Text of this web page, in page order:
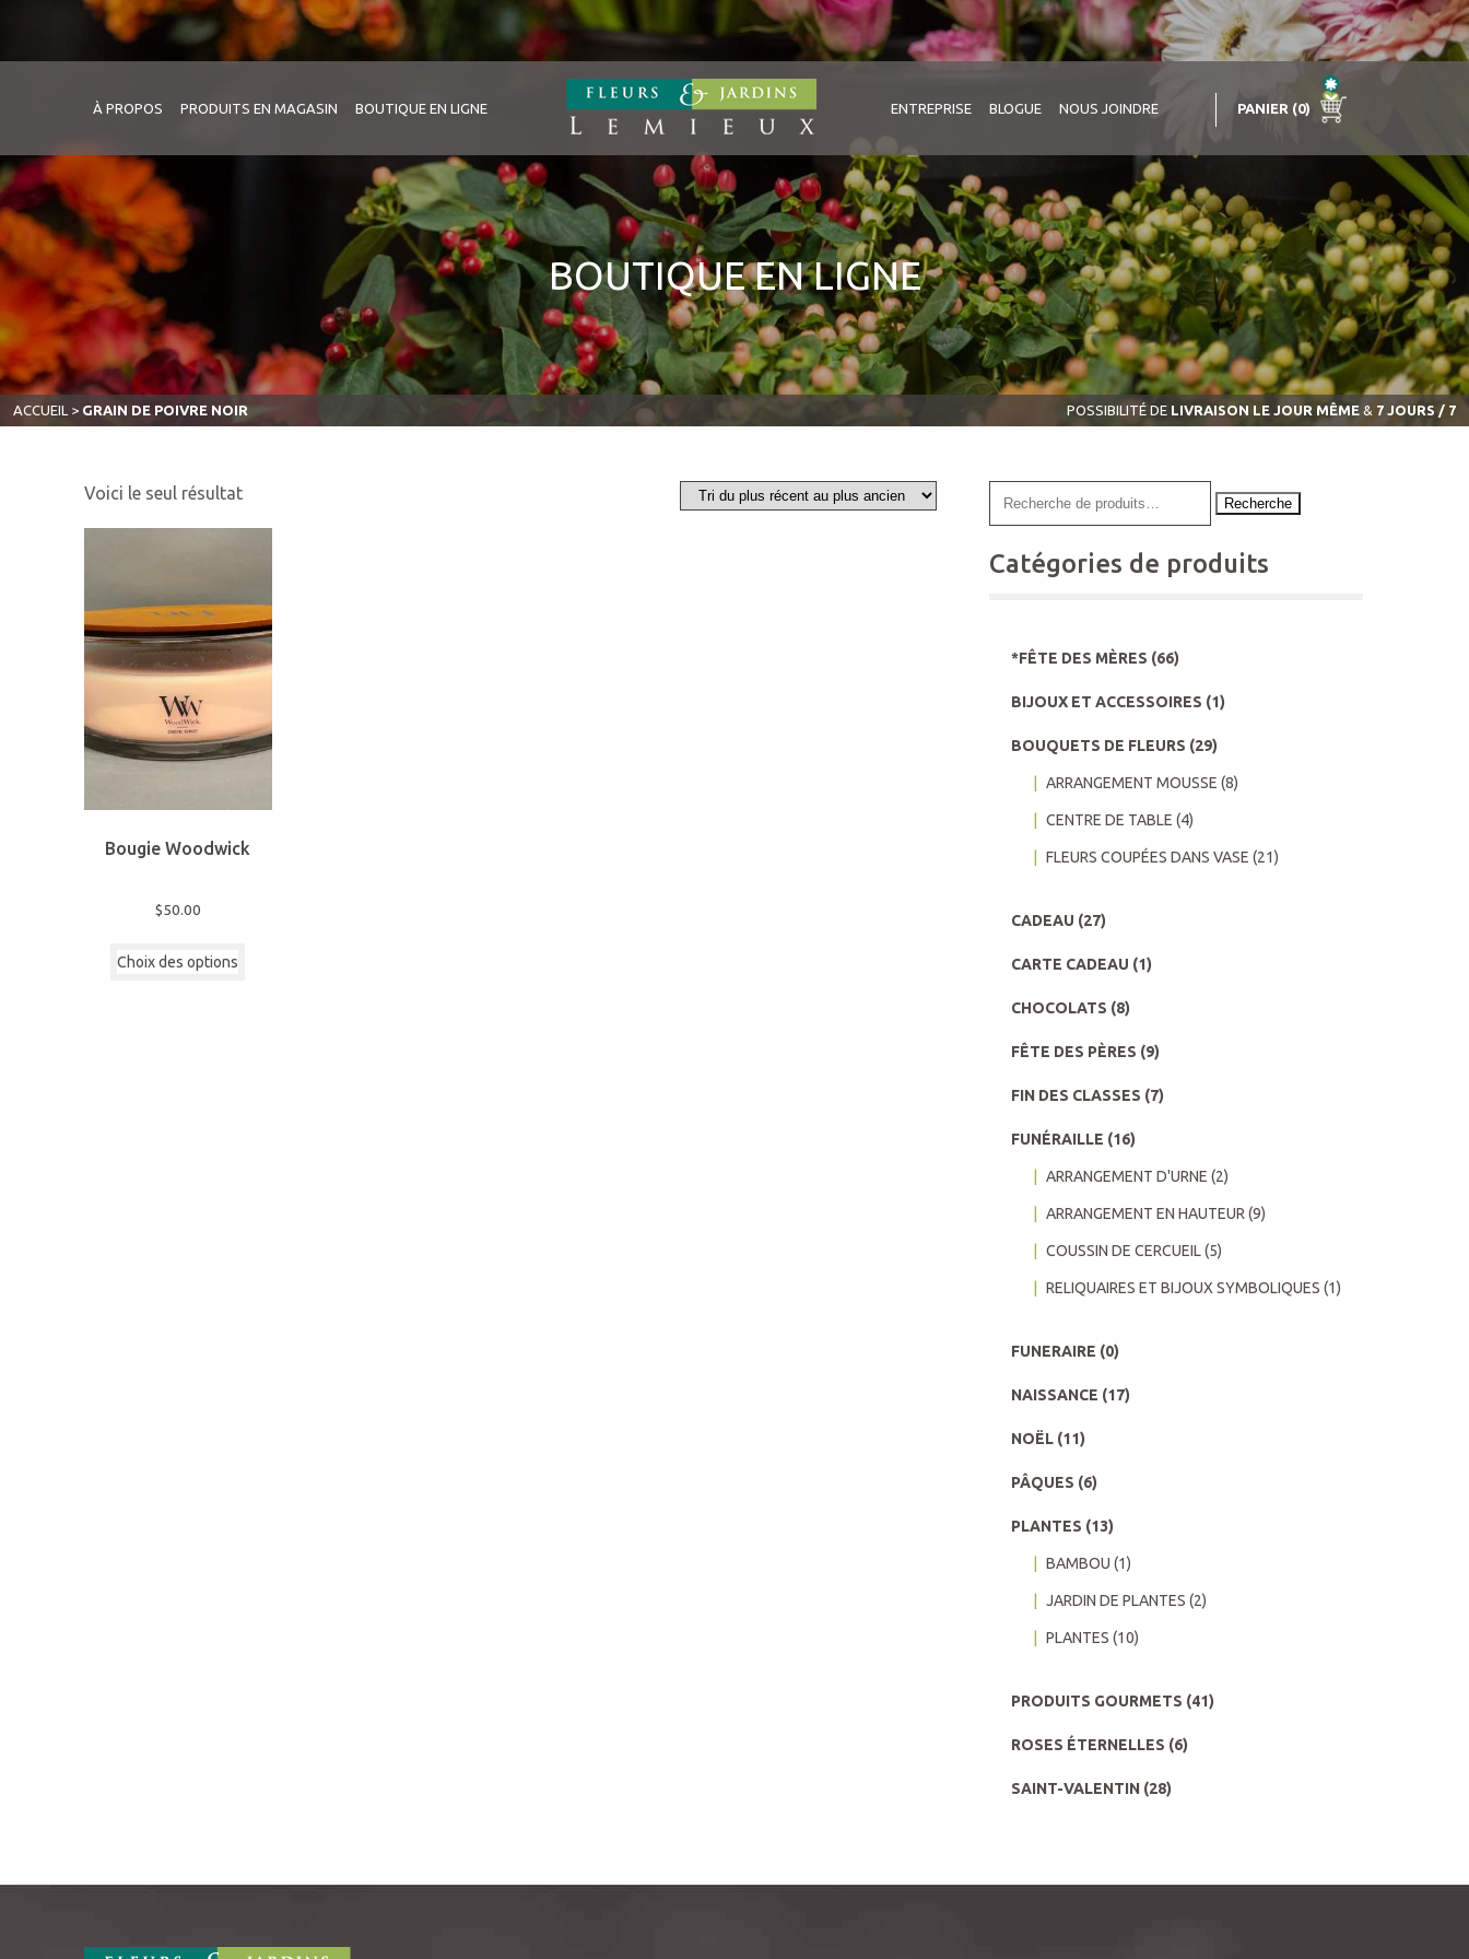
À PROPOS PRODUITS EN MAGASIN BOUTIQUE EN LIGNE ENTREPRISE BLOGUE NOUS JOINDRE PANIER (0)
BOUTIQUE EN LIGNE
ACCUEIL > GRAIN DE POIVRE NOIR POSSIBILITÉ DE LIVRAISON LE JOUR MÊME& 7 JOURS / 7
Voici le seul résultat
Bougie Woodwick
$50.00
Choix des options
Recherche
Catégories de produits
*FÊTE DES MÈRES (66)
BIJOUX ET ACCESSOIRES (1)
BOUQUETS DE FLEURS (29)
ARRANGEMENT MOUSSE (8)
CENTRE DE TABLE (4)
FLEURS COUPÉES DANS VASE (21)
CADEAU (27)
CARTE CADEAU (1)
CHOCOLATS (8)
FÊTE DES PÈRES (9)
FIN DES CLASSES (7)
FUNÉRAILLE (16)
ARRANGEMENT D'URNE (2)
ARRANGEMENT EN HAUTEUR (9)
COUSSIN DE CERCUEIL(5)
RELIQUAIRES ET BIJOUX SYMBOLIQUES (1)
FUNERAIRE (0)
NAISSANCE (17)
NOËL (11)
PÂQUES (6)
PLANTES (13)
BAMBOU (1)
JARDIN DE PLANTES (2)
PLANTES (10)
PRODUITS GOURMETS (41)
ROSES ÉTERNELLES (6)
SAINT-VALENTIN (28)